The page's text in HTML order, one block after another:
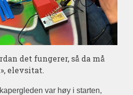
det fungerer, så da må
elevsitat.
var høy i starten,